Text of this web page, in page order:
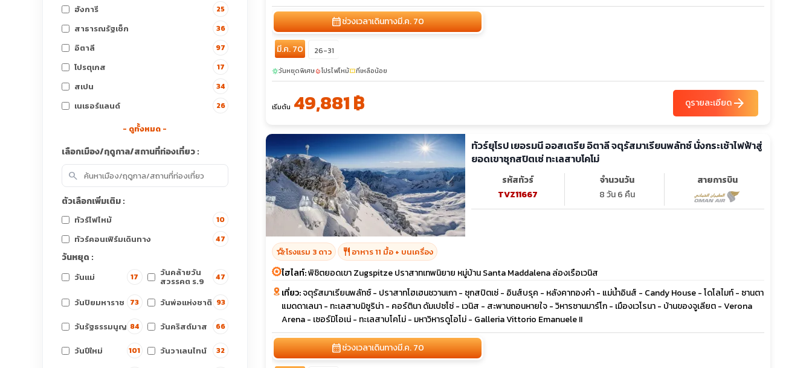
ฮังการี 25
สาธารณรัฐเช็ก 36
อิตาลี 97
โปรตุเกส 17
สเปน 34
เนเธอร์แลนด์ 26
- ดูทั้งหมด -
เลือกเมือง/ฤดูกาล/สถานที่ท่องเที่ยว :
search
ตัวเลือกเพิ่มเติม :
ทัวร์ไฟไหม้ 10
ทัวร์คอนเฟิร์มเดินทาง 47
วันหยุด :
วันแม่ 17 วันคล้ายวัน
สวรรคต ร.9 47
วันปิยมหาราช 73 วันพ่อแห่งชาติ 93
วันรัฐธรรมนูญ 84 วันคริสต์มาส 66
วันปีใหม่ 101 วันวาเลนไทน์ 32
calendar_monthช่วงเวลาเดินทางมี.ค. 70
มี.ค. 70 26-31
sunnyวันหยุดพิเศษlocal_fire_departmentโปรไฟไหม้confirmation_numberที่เหลือน้อย
เริ่มต้น 49,881 ฿ ดูรายละเอียดarrow_forward
ทัวร์ยุโรป เยอรมนี ออสเตรีย อิตาลี จตุรัสมาเรียนพลัทซ์ นั่งกระเช้าไฟฟ้าสู่
ยอดเขาซุกสปิตเซ่ ทะเลสาบโคโม่
รหัสทัวร์
TVZ11667
จำนวนวัน
8 วัน 6 คืน
สายการบิน
hotel_classโรงแรม 3 ดาว restaurant อาหาร 11 มื้อ + บนเครื่อง
ไฮไลท์:พิชิตยอดเขา Zugspitze ปราสาทเทพนิยาย หมู่บ้าน Santa Maddalena ล่องเรือเวนิส
เที่ยว:จตุรัสมาเรียนพลัทซ์ - ปราสาทโฮเฮนชวานเกา - ซุกสปิตเซ่ - อินส์บรุค - หลังคาทองคำ - แม่น้ำอินส์ - Candy House - โดโลไมท์ - ซานตา
แมดดาเลนา - ทะเลสาบมิซูริน่า - คอร์ตินา ดัมเปซโซ่ - เวนิส - สะพานถอนหายใจ - วิหารซานมาร์โก - เมืองเวโรนา - บ้านของจูเลียต - Verona
Arena - เซอร์มิโอเน่ - ทะเลสาบโคโม่ - มหาวิหารดูโอโม่ - Galleria Vittorio Emanuele II
calendar_monthช่วงเวลาเดินทางมี.ค. 70